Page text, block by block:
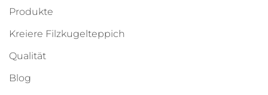
Produkte
Kreiere Filzkugelteppich
Qualität
Blog